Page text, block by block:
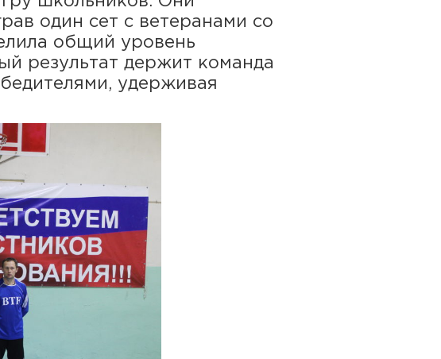
один сет с ветеранами со
общий уровень
результат держит команда
удерживая